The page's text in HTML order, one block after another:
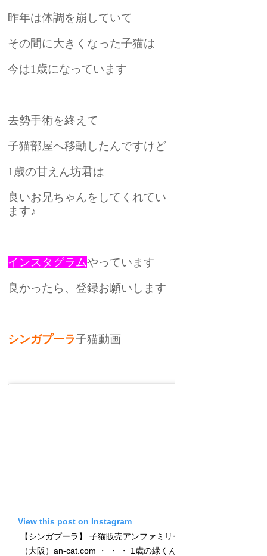
昨年は体調を崩していて
その間に大きくなった子猫は
今は1歳になっています
去勢手術を終えて
子猫部屋へ移動したんですけど
1歳の甘えん坊君は
良いお兄ちゃんをしてくれてい
ます♪
インスタグラムやっています
良かったら、登録お願いします
シンガプーラ子猫動画
View this post on Instagram
【シンガプーラ】 子猫販売アンファミリー
（大阪）an-cat.com ・ ・ ・ 1歳の緑くん💕